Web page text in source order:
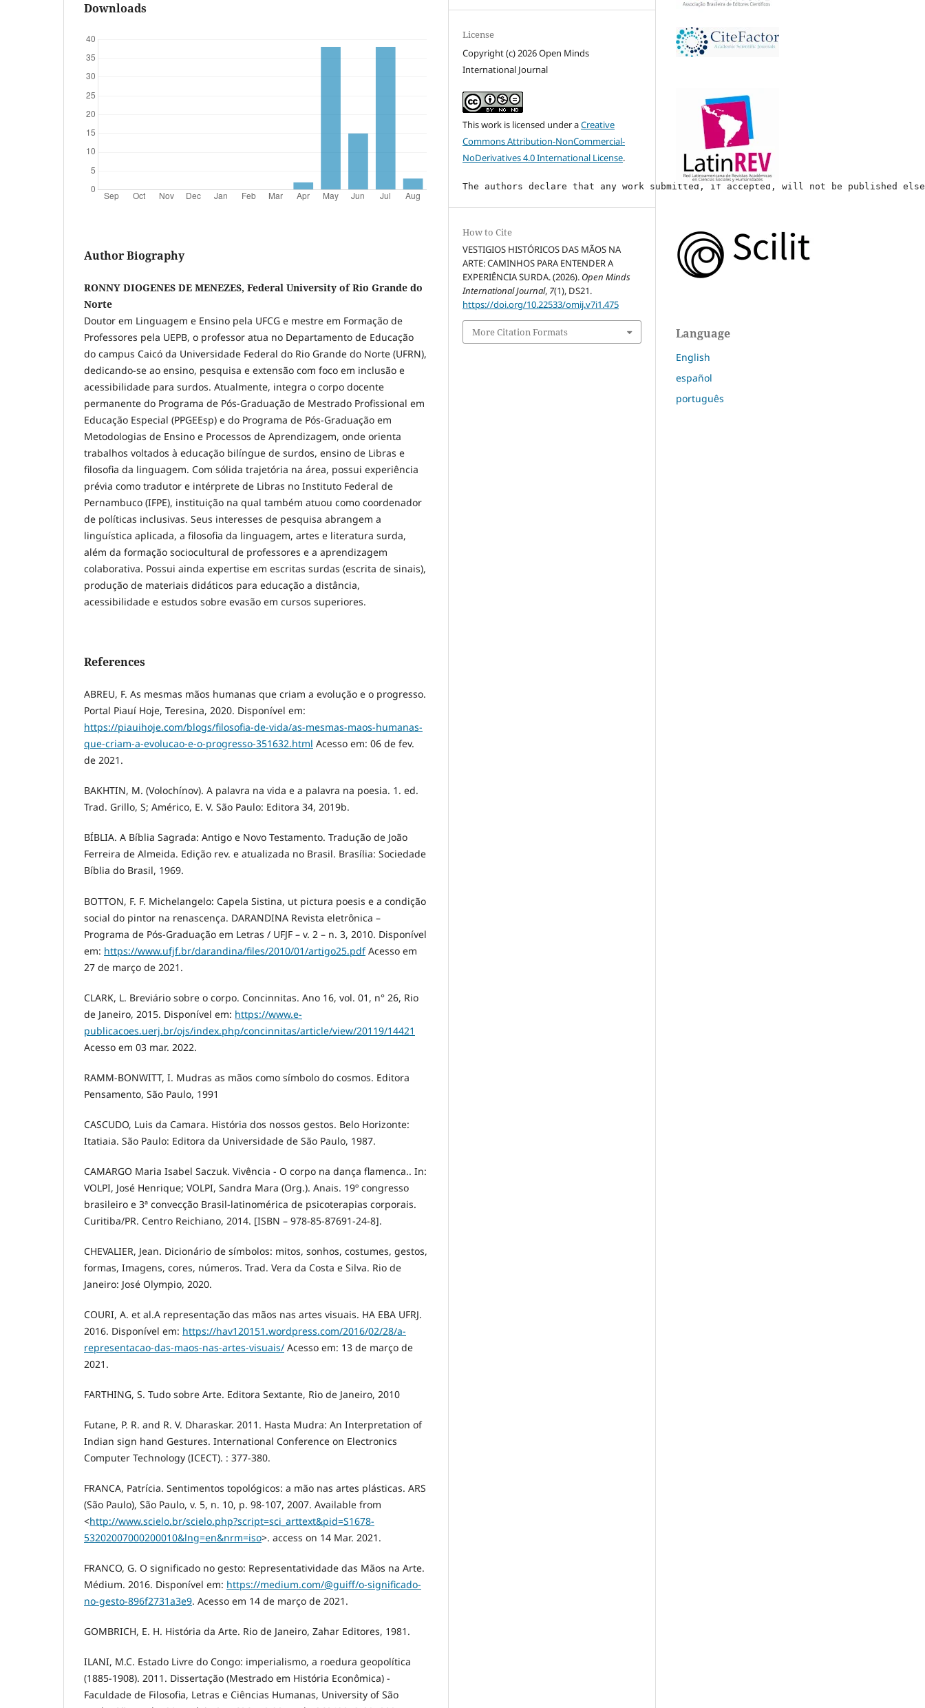
Downloads
Author Biography
RONNY DIOGENES DE MENEZES, Federal University of Rio Grande do
Norte
Doutor em Linguagem e Ensino pela UFCG e mestre em Formação de
Professores pela UEPB, o professor atua no Departamento de Educação
do campus Caicó da Universidade Federal do Rio Grande do Norte (UFRN),
dedicando-se ao ensino, pesquisa e extensão com foco em inclusão e
acessibilidade para surdos. Atualmente, integra o corpo docente
permanente do Programa de Pós-Graduação de Mestrado Profissional em
Educação Especial (PPGEEsp) e do Programa de Pós-Graduação em
Metodologias de Ensino e Processos de Aprendizagem, onde orienta
trabalhos voltados à educação bilíngue de surdos, ensino de Libras e
filosofia da linguagem. Com sólida trajetória na área, possui experiência
prévia como tradutor e intérprete de Libras no Instituto Federal de
Pernambuco (IFPE), instituição na qual também atuou como coordenador
de políticas inclusivas. Seus interesses de pesquisa abrangem a
linguística aplicada, a filosofia da linguagem, artes e literatura surda,
além da formação sociocultural de professores e a aprendizagem
colaborativa. Possui ainda expertise em escritas surdas (escrita de sinais),
produção de materiais didáticos para educação a distância,
acessibilidade e estudos sobre evasão em cursos superiores.
References
ABREU, F. As mesmas mãos humanas que criam a evolução e o progresso.
Portal Piauí Hoje, Teresina, 2020. Disponível em:
https://piauihoje.com/blogs/filosofia-de-vida/as-mesmas-maos-humanas-
que-criam-a-evolucao-e-o-progresso-351632.html Acesso em: 06 de fev.
de 2021.
BAKHTIN, M. (Volochínov). A palavra na vida e a palavra na poesia. 1. ed.
Trad. Grillo, S; Américo, E. V. São Paulo: Editora 34, 2019b.
BÍBLIA. A Bíblia Sagrada: Antigo e Novo Testamento. Tradução de João
Ferreira de Almeida. Edição rev. e atualizada no Brasil. Brasília: Sociedade
Bíblia do Brasil, 1969.
BOTTON, F. F. Michelangelo: Capela Sistina, ut pictura poesis e a condição
social do pintor na renascença. DARANDINA Revista eletrônica –
Programa de Pós-Graduação em Letras / UFJF – v. 2 – n. 3, 2010. Disponível
em: https://www.ufjf.br/darandina/files/2010/01/artigo25.pdfAcesso em
27 de março de 2021.
CLARK, L. Breviário sobre o corpo. Concinnitas. Ano 16, vol. 01, n° 26, Rio
de Janeiro, 2015. Disponível em: https://www.e-
publicacoes.uerj.br/ojs/index.php/concinnitas/article/view/20119/14421
Acesso em 03 mar. 2022.
RAMM-BONWITT, I. Mudras as mãos como símbolo do cosmos. Editora
Pensamento, São Paulo, 1991
CASCUDO, Luis da Camara. História dos nossos gestos. Belo Horizonte:
Itatiaia. São Paulo: Editora da Universidade de São Paulo, 1987.
CAMARGO Maria Isabel Saczuk. Vivência - O corpo na dança flamenca.. In:
VOLPI, José Henrique; VOLPI, Sandra Mara (Org.). Anais. 19º congresso
brasileiro e 3ª convecção Brasil-latinomérica de psicoterapias corporais.
Curitiba/PR. Centro Reichiano, 2014. [ISBN – 978-85-87691-24-8].
CHEVALIER, Jean. Dicionário de símbolos: mitos, sonhos, costumes, gestos,
formas, Imagens, cores, números. Trad. Vera da Costa e Silva. Rio de
Janeiro: José Olympio, 2020.
COURI, A. et al.A representação das mãos nas artes visuais. HA EBA UFRJ.
2016. Disponível em: https://hav120151.wordpress.com/2016/02/28/a-
representacao-das-maos-nas-artes-visuais/ Acesso em: 13 de março de
2021.
FARTHING, S. Tudo sobre Arte. Editora Sextante, Rio de Janeiro, 2010
Futane, P. R. and R. V. Dharaskar. 2011. Hasta Mudra: An Interpretation of
Indian sign hand Gestures. International Conference on Electronics
Computer Technology (ICECT). : 377-380.
FRANCA, Patrícia. Sentimentos topológicos: a mão nas artes plásticas. ARS
(São Paulo), São Paulo, v. 5, n. 10, p. 98-107, 2007. Available from
<http://www.scielo.br/scielo.php?script=sci_arttext&pid=S1678-
53202007000200010&lng=en&nrm=iso>. access on 14 Mar. 2021.
FRANCO, G. O significado no gesto: Representatividade das Mãos na Arte.
Médium. 2016. Disponível em: https://medium.com/@guiff/o-significado-
no-gesto-896f2731a3e9. Acesso em 14 de março de 2021.
GOMBRICH, E. H. História da Arte. Rio de Janeiro, Zahar Editores, 1981.
ILANI, M.C. Estado Livre do Congo: imperialismo, a roedura geopolítica
(1885-1908). 2011. Dissertação (Mestrado em História Econômica) -
Faculdade de Filosofia, Letras e Ciências Humanas, University of São
License
Copyright (c) 2026 Open Minds
International Journal
This work is licensed under aCreative
Commons Attribution-NonCommercial-
NoDerivatives 4.0 International License.
The authors declare that any work submitted, if accepted, will not be published
How to Cite
VESTIGIOS HISTÓRICOS DAS MÃOS NA
ARTE: CAMINHOS PARA ENTENDER A
EXPERIÊNCIA SURDA. (2026). Open Minds
International Journal, 7(1), DS21.
https://doi.org/10.22533/omij.v7i1.475
More Citation Formats Language
English
español
português